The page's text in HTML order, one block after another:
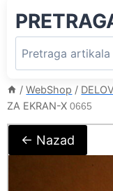
/ WebShop /
ZA EKRAN-X 0665
← Nazad